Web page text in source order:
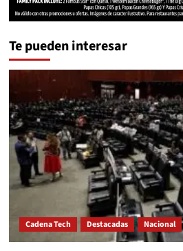
Te pueden interesar
Cadena Tech Destacadas Nacional